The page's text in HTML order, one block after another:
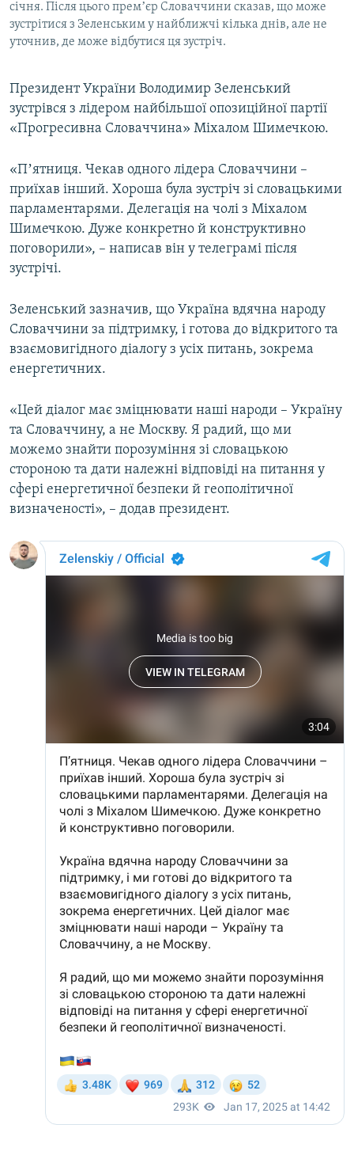
КТАТ
Усі сайти RFE/RL
січня. Після цього премʼєр Словаччини сказав, що може
зустрітися з Зеленським у найближчі кілька днів, але не
уточнив, де може відбутися ця зустріч.
Президент України Володимир Зеленський
зустрівся з лідером найбільшої опозиційної партії
«Прогресивна Словаччина» Міхалом Шимечкою.
«Пʼятниця. Чекав одного лідера Словаччини –
приїхав інший. Хороша була зустріч зі словацькими
парламентарями. Делегація на чолі з Міхалом
Шимечкою. Дуже конкретно й конструктивно
поговорили», – написав він у телеграмі після
зустрічі.
Зеленський зазначив, що Україна вдячна народу
Словаччини за підтримку, і готова до відкритого та
взаємовигідного діалогу з усіх питань, зокрема
енергетичних.
«Цей діалог має зміцнювати наші народи – Україну
та Словаччину, а не Москву. Я радий, що ми
можемо знайти порозуміння зі словацькою
стороною та дати належні відповіді на питання у
сфері енергетичної безпеки й геополітичної
визначеності», – додав президент.